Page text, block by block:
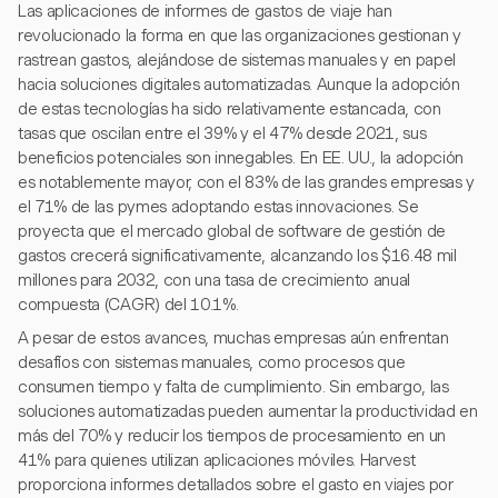
Las aplicaciones de informes de gastos de viaje han
revolucionado la forma en que las organizaciones gestionan y
rastrean gastos, alejándose de sistemas manuales y en papel
hacia soluciones digitales automatizadas. Aunque la adopción
de estas tecnologías ha sido relativamente estancada, con
tasas que oscilan entre el 39% y el 47% desde 2021, sus
beneficios potenciales son innegables. En EE. UU., la adopción
es notablemente mayor, con el 83% de las grandes empresas y
el 71% de las pymes adoptando estas innovaciones. Se
proyecta que el mercado global de software de gestión de
gastos crecerá significativamente, alcanzando los $16.48 mil
millones para 2032, con una tasa de crecimiento anual
compuesta (CAGR) del 10.1%.
A pesar de estos avances, muchas empresas aún enfrentan
desafíos con sistemas manuales, como procesos que
consumen tiempo y falta de cumplimiento. Sin embargo, las
soluciones automatizadas pueden aumentar la productividad en
más del 70% y reducir los tiempos de procesamiento en un
41% para quienes utilizan aplicaciones móviles. Harvest
proporciona informes detallados sobre el gasto en viajes por